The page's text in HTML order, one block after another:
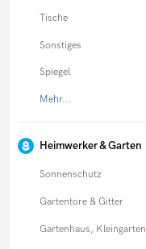
Tische
Sonstiges
Spiegel
Mehr...
Heimwerker & Garten
Sonnenschutz
Gartentore & Gitter
Gartenhaus, Kleingarten